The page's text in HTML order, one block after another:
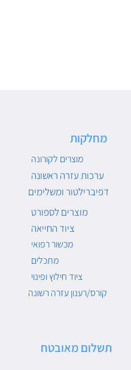
מחלקות
מוצרים לקורונה
ערכות עזרה ראשונה
דפיברילטור ומשלימים
מוצרים לספורט
ציוד החייאה
מכשור רפואי
מתכלים
ציוד חילוץ ופינוי
קורס/רענון עזרה רשונה
תשלום מאובטח